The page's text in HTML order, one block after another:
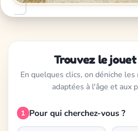
Trouvez le
En quelques clics, on déniche
adaptées à l'âge et aux
1 Pour qui cherchez-vous ?